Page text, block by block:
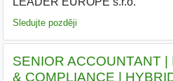
Sledujte později
SENIOR ACCOUNTANT
& COMPLIANCE |